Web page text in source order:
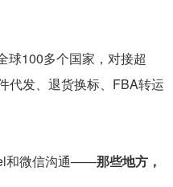
球100多个国家，对接超
代发、退货换标、FBA转运
和微信沟通——那些地方，